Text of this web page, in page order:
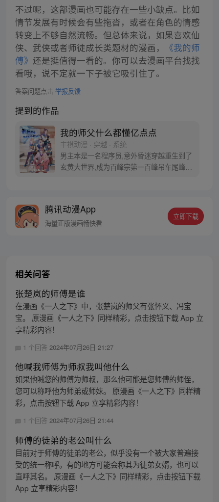
不过呢，这部漫画也可能存在一些小缺点。比如
情节发展有时候会有些拖沓，或者在角色的情感
转变上不够自然流畅。但总体来说，如果喜欢仙
侠、武侠或者师徒成长类题材的漫画，
《我的师
傅》 还是挺值得一看的。你可以去漫画平台找找
看哦，说不定就一下子被它吸引住了。
答案问题点击 举报反馈
提到的作品
我的师父什么都懂亿点点
丰祺动漫 · 穿越 · 系统
男主本是一名程序员,意外昏迷穿越重生到了
玄黄大世界,成为百峰宗第一百峰吊车尾峰
级和自身实力，他和弟子们就这样走上了开
挂人生……
腾讯动漫App
海量正版漫画畅快看
立即下载
相关问答
张楚岚的师傅是谁
在漫画《一人之下》中，张楚岚的师父有张怀义、冯宝
宝。 原漫画《一人之下》同样精彩，点击按钮下载 App 立
享精彩内容！
1 个回答 2024年07月26日 21:27
他喊我师傅为师叔我叫他什么
如果他喊您的师傅为师叔，那么他可能是您师傅的师侄，
您可以称呼他为师弟或师妹。 原漫画《一人之下》同样精
彩，点击按钮下载 App 立享精彩内容！
1 个回答 2024年07月26日 21:44
师傅的徒弟的老公叫什么
目前对于师傅的徒弟的老公，似乎没有一个被大家普遍接
受的统一称呼。有的地方可能会称其为徒弟女婿，也可以
直呼其名。 原漫画《一人之下》同样精彩，点击按钮下载
App 立享精彩内容！